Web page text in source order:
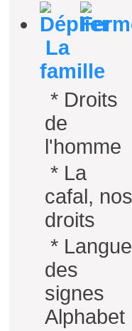
La
famille
* Droits
de
l'homme
* La
cafal, nos
droits
* Langue
des
signes
Alphabet